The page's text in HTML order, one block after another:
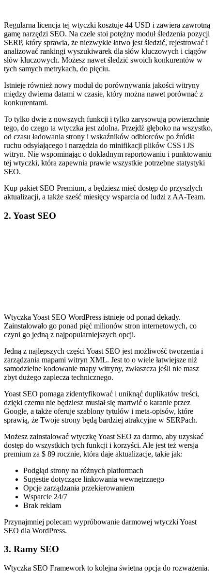
Regularna licencja tej wtyczki kosztuje 44 USD i zawiera zawrotną
gamę narzędzi SEO. Na czele stoi potężny moduł śledzenia pozycji
SERP, który sprawia, że niezwykle łatwo jest śledzić, rejestrować i
analizować rankingi wyszukiwarek dla słów kluczowych i ciągów
słów kluczowych. Możesz nawet śledzić swoich konkurentów w
tych samych metrykach, do pięciu.
Istnieje również nowy moduł do porównywania jakości witryny
między dwiema datami w czasie, który można nawet porównać z
konkurentami.
To tylko dwie z nowszych funkcji i tylko zarysowują powierzchnię
tego, do czego ta wtyczka jest zdolna. Przejdź głęboko na wszystko,
od czasu ładowania strony i wskaźników odbiorców po źródła
ruchu odsyłającego i narzędzia do minifikacji plików CSS i JS
witryn. Nie wspominając o dokładnym raportowaniu i punktowaniu
tej wtyczki, która zapewnia prawie wszystkie potrzebne statystyki
SEO.
Kup pakiet SEO Premium, a będziesz mieć dostęp do przyszłych
aktualizacji, a także sześć miesięcy wsparcia od ludzi z AA-Team.
2. Yoast SEO
Wtyczka Yoast SEO WordPress istnieje od ponad dekady.
Zainstalowało go ponad pięć milionów stron internetowych, co
czyni go jedną z najpopularniejszych opcji.
Jedną z najlepszych części Yoast SEO jest możliwość tworzenia i
zarządzania mapami witryn XML. Jest to o wiele łatwiejsze niż
samodzielne kodowanie mapy witryny, zwłaszcza jeśli nie masz
zbyt dużego zaplecza technicznego.
Yoast SEO pomaga zidentyfikować i uniknąć duplikatów treści,
dzięki czemu nie będziesz musiał się martwić o karanie przez
Google, a także oferuje szablony tytułów i meta-opisów, które
sprawią, że Twoje strony będą bardziej atrakcyjne w SERPach.
Możesz zainstalować wtyczkę Yoast SEO za darmo, aby uzyskać
dostęp do wszystkich tych funkcji i korzyści. Ale jest też wersja
premium za $ 89 rocznie, która daje aktualizacje, takie jak:
Podgląd strony na różnych platformach
Sugestie dotyczące linkowania wewnętrznego
Opcje zarządzania przekierowaniem
Wsparcie 24/7
Brak reklam
Przynajmniej polecam wypróbowanie darmowej wtyczki Yoast
SEO dla WordPress.
3. Ramy SEO
Wtyczka SEO Framework to kolejna świetna opcja do rozważenia.